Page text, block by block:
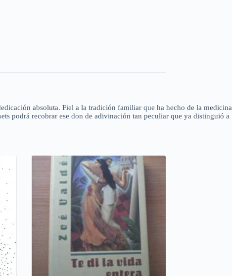
absoluta. Fiel a la tradición familiar que ha hecho de la medicina
podrá recobrar ese don de adivinación tan peculiar que ya distinguió a